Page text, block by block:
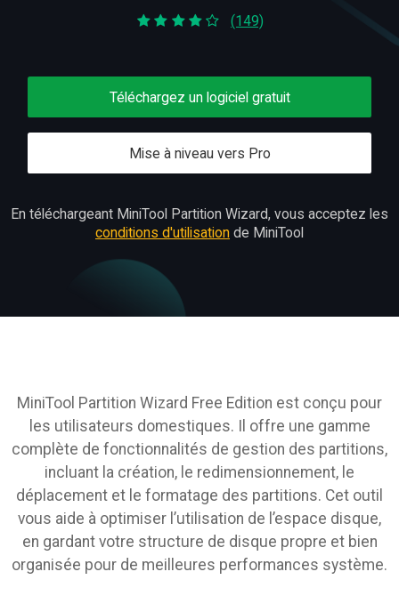
(149)
Téléchargez un logiciel gratuit
Mise à niveau vers Pro
En téléchargeant MiniTool Partition Wizard, vous acceptez les
conditions d'utilisation de MiniTool
MiniTool Partition Wizard Free Edition est conçu pour
les utilisateurs domestiques. Il offre une gamme
complète de fonctionnalités de gestion des partitions,
incluant la création, le redimensionnement, le
déplacement et le formatage des partitions. Cet outil
vous aide à optimiser l’utilisation de l’espace disque,
en gardant votre structure de disque propre et bien
organisée pour de meilleures performances système.